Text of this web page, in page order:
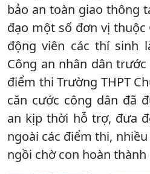
bảo an toàn giao thông
đạo một số đơn vị thuộc
động viên các thí sinh
Công an nhân dân
điểm thi Trường THPT
căn cước công dân đã
an kịp thời hỗ trợ, đưa
ngoài các điểm thi,
ngồi chờ con hoàn thành